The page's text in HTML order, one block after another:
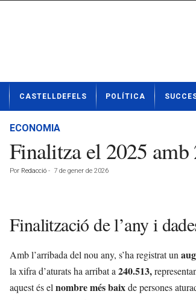
t
CASTELLDEFELS POLÍTICA
ECONOMIA
Finalitza el 2025 amb
Por Redacció - 7 de gener de 2026
Finalització de l’any i
Amb l’arribada del nou any, s’ha registrat un
la xifra d’aturats ha arribat a 240.513,
aquest és el nombre més baixde persones